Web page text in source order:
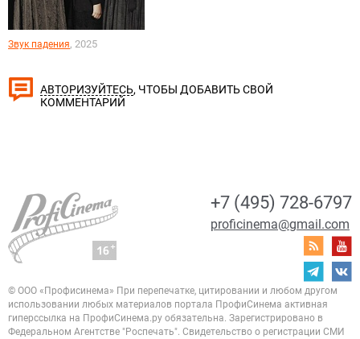
Звук падения, 2025
АВТОРИЗУЙТЕСЬ, ЧТОБЫ ДОБАВИТЬ СВОЙ
КОММЕНТАРИЙ
+7 (495) 728-6797
proficinema@gmail.com
© ООО «Профисинема» При перепечатке, цитировании и любом другом
использовании любых материалов портала ПрофиСинема активная
гиперссылка на ПрофиСинема.ру обязательна. Зарегистрировано в
Федеральном Агентстве "Роспечать". Свидетельство о регистрации СМИ